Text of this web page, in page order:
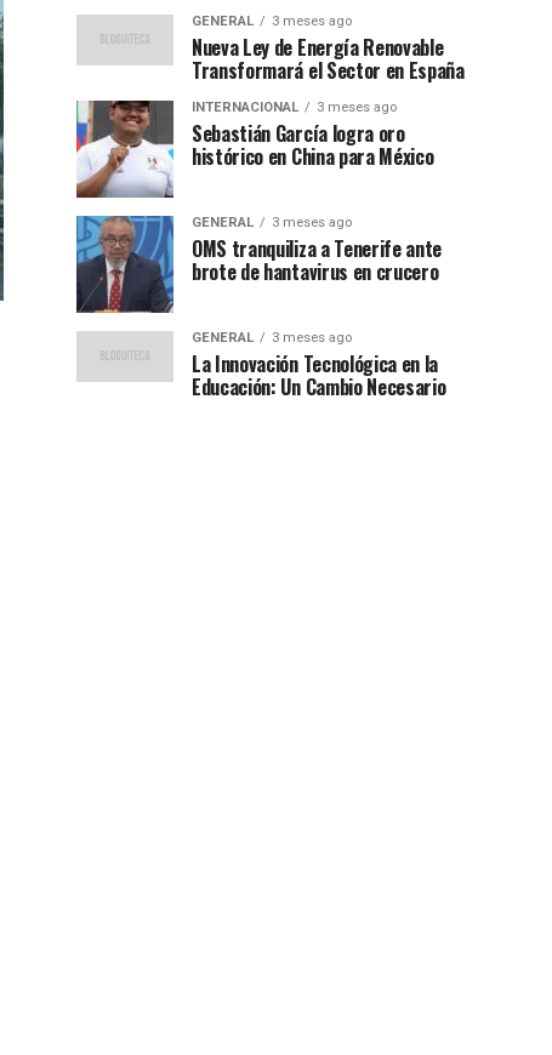
GENERAL 3 meses ago
Nueva Ley de Energía Renovable
Transformará el Sector en España
INTERNACIONAL 3 meses ago
Sebastián García logra oro
histórico en China para México
GENERAL 3 meses ago
OMS tranquiliza a Tenerife ante
brote de hantavirus en crucero
GENERAL 3 meses ago
La Innovación Tecnológica en la
Educación: Un Cambio Necesario